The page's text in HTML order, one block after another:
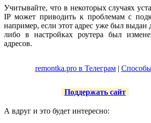
Учитывайте, что в некоторых случаях
IP может приводить к проблемам с
например, если этот адрес уже был выдан
либо в настройках роутера был
адресов.
remontka.pro в Телеграм|
Поддержать сайт
А вдруг и это будет интересно: